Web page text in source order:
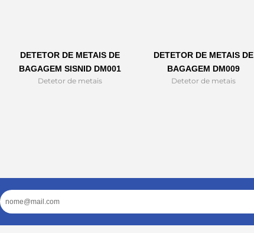
DETETOR DE METAIS DE
BAGAGEM SISNID DM001
Detetor de metais
DETETOR DE METAIS DE
BAGAGEM DM009
Detetor de metais
Email